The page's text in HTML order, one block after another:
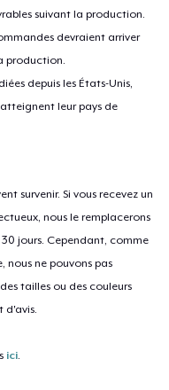
suivant la production.
devraient arriver
production.
depuis les États-Unis,
atteignent leur pays de
survenir. Si vous recevez un
nous le remplacerons
jours. Cependant, comme
nous ne pouvons pas
tailles ou des couleurs
d'avis.
ici